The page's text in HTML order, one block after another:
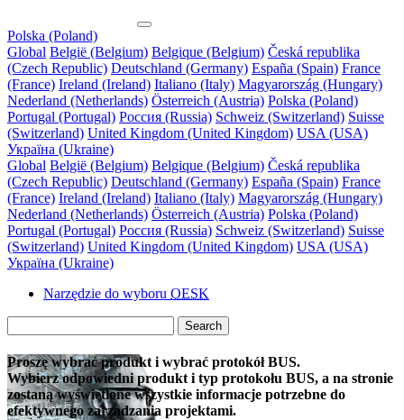
Polska (Poland)
Global België (Belgium) Belgique (Belgium) Česká republika
(Czech Republic) Deutschland (Germany) España (Spain) France
(France) Ireland (Ireland) Italiano (Italy) Magyarország (Hungary)
Nederland (Netherlands) Österreich (Austria) Polska (Poland)
Portugal (Portugal) Россия (Russia) Schweiz (Switzerland) Suisse
(Switzerland) United Kingdom (United Kingdom) USA (USA)
Україна (Ukraine)
Global België (Belgium) Belgique (Belgium) Česká republika
(Czech Republic) Deutschland (Germany) España (Spain) France
(France) Ireland (Ireland) Italiano (Italy) Magyarország (Hungary)
Nederland (Netherlands) Österreich (Austria) Polska (Poland)
Portugal (Portugal) Россия (Russia) Schweiz (Switzerland) Suisse
(Switzerland) United Kingdom (United Kingdom) USA (USA)
Україна (Ukraine)
Narzędzie do wyboru OESK
Search
Proszę wybrać produkt i wybrać protokół BUS.
Wybierz odpowiedni produkt i typ protokołu BUS, a na stronie
zostaną wyświetlone wszystkie informacje potrzebne do
efektywnego zarządzania projektami.